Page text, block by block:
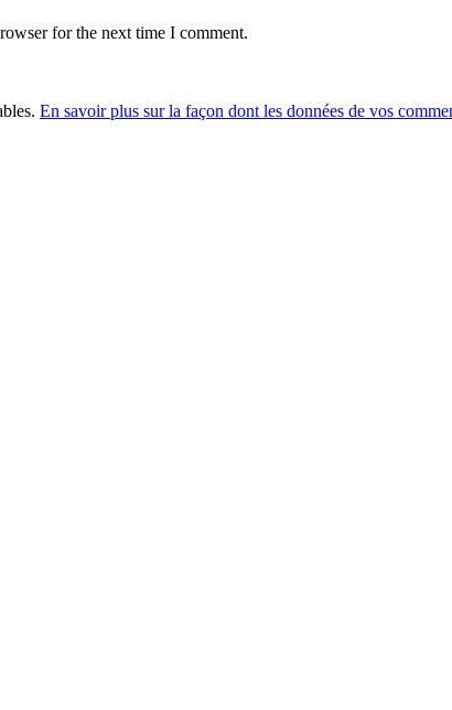
for the next time I comment.
En savoir plus sur la façon dont les données de vos